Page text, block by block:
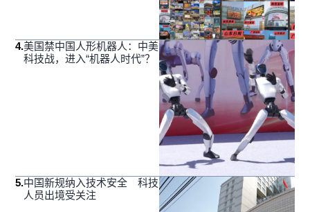
4.美国禁中国人形机器人：中美
科技战，进入“机器人时代”？
5.中国新规纳入技术安全 科技
人员出境受关注